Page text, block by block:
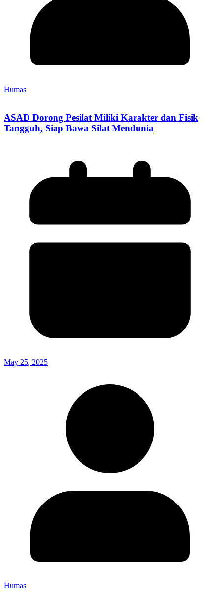
Humas
ASAD Dorong Pesilat Miliki Karakter dan Fisik
Tangguh, Siap Bawa Silat Mendunia
May 25, 2025
Humas